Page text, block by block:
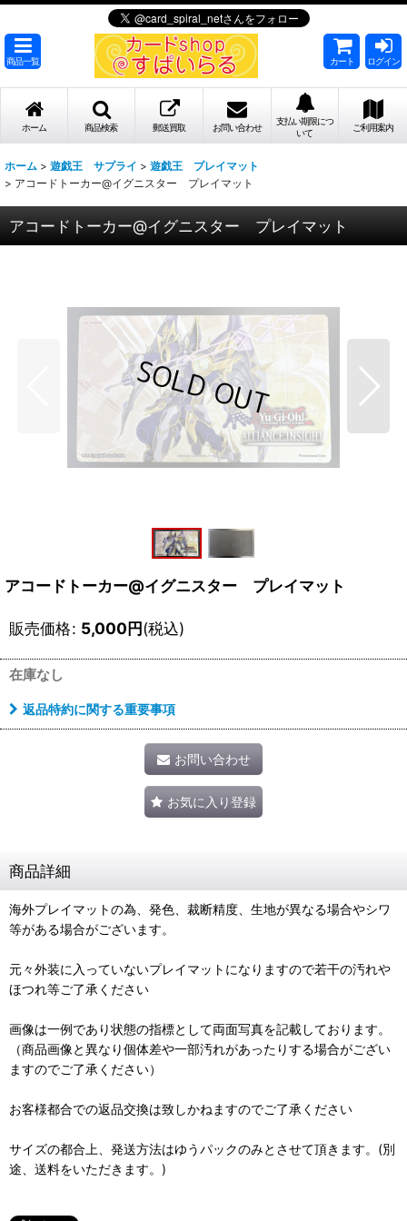
商品一覧 カート ログイン
ホーム 商品検索 郵送買取 お問い合わせ
支払い期限につ
いて
ご利用案内
ホーム > 遊戯王 サプライ > 遊戯王 プレイマット
> アコードトーカー@イグニスター プレイマット
アコードトーカー@イグニスター プレイマット
アコードトーカー@イグニスター プレイマット
販売価格: 5,000円(税込)
在庫なし
返品特約に関する重要事項
お問い合わせ
お気に入り登録
商品詳細
海外プレイマットの為、発色、裁断精度、生地が異なる場合やシワ
等がある場合がございます。
元々外装に入っていないプレイマットになりますので若干の汚れや
ほつれ等ご了承ください
画像は一例であり状態の指標として両面写真を記載しております。
（商品画像と異なり個体差や一部汚れがあったりする場合がござい
ますのでご了承ください）
お客様都合での返品交換は致しかねますのでご了承ください
サイズの都合上、発送方法はゆうパックのみとさせて頂きます。(別
途、送料をいただきます。)